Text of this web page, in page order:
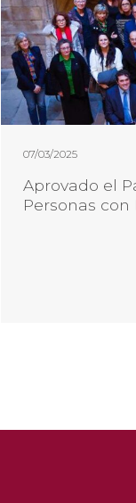
07/03/2025
Aprovado el
Personas